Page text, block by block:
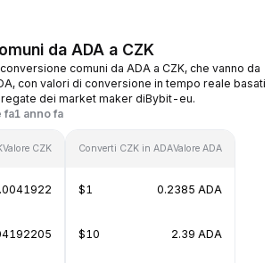
da ADA a CZK
comuni da ADA a CZK, che vanno da
con valori di conversione in tempo reale basati
dei market maker diBybit-eu.
fa1 anno fa
Valore CZK Converti CZK in ADAValore ADA
$1 0.2385 ADA
$10 2.39 ADA